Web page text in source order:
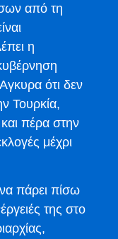
από τη
η
ότι δεν
Τουρκία,
πέρα στην
μέχρι
πάρει πίσω
της στο